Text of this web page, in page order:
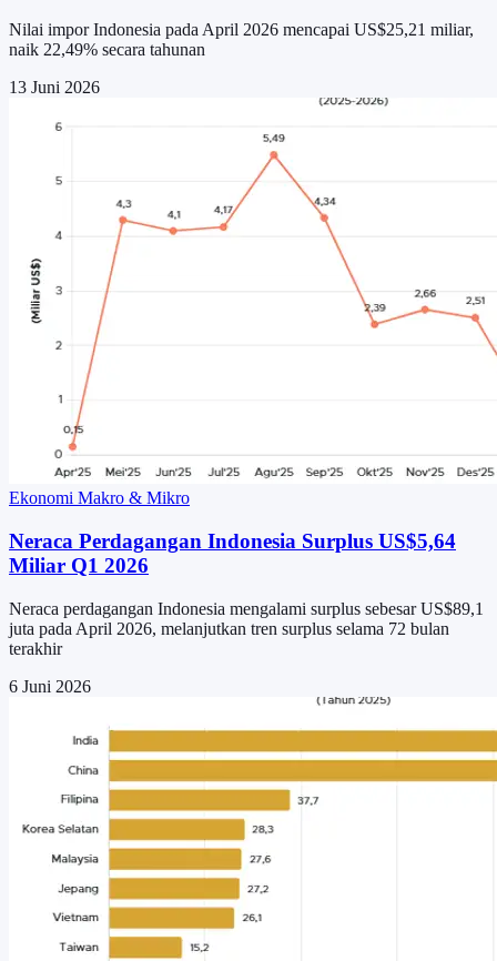
Nilai impor Indonesia pada April 2026 mencapai US$25,21 miliar,
naik 22,49% secara tahunan
13 Juni 2026
Ekonomi Makro & Mikro
Neraca Perdagangan Indonesia Surplus US$5,64
Miliar Q1 2026
Neraca perdagangan Indonesia mengalami surplus sebesar US$89,1
juta pada April 2026, melanjutkan tren surplus selama 72 bulan
terakhir
6 Juni 2026